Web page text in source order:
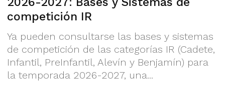
competición IR
Ya pueden consultarse las bases y sistemas
de competición de las categorías IR (Cadete,
Infantil, PreInfantil, Alevín y Benjamín) para
la temporada 2026-2027, una...